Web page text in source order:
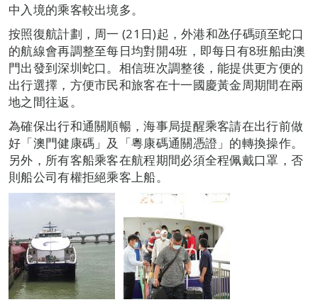
中入境的乘客較出境多。
按照復航計劃，周一 (21日)起，外港和氹仔碼頭至蛇口
的航線會再調整至每日均對開4班，即每日有8班船由澳
門出發到深圳蛇口。相信班次調整後，能提供更方便的
出行選擇，方便市民和旅客在十一國慶黃金周期間在兩
地之間往返。
為確保出行和通關順暢，海事局提醒乘客請在出行前做
好「澳門健康碼」及「粵康碼通關憑證」的轉換操作。
另外，所有客船乘客在航程期間必須全程佩戴口罩，否
則船公司有權拒絕乘客上船。